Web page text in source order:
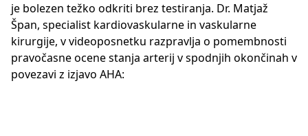
je bolezen težko odkriti brez testiranja. Dr. Matjaž
Špan, specialist kardiovaskularne in vaskularne
kirurgije, v videoposnetku razpravlja o pomembnosti
pravočasne ocene stanja arterij v spodnjih okončinah v
povezavi z izjavo AHA: